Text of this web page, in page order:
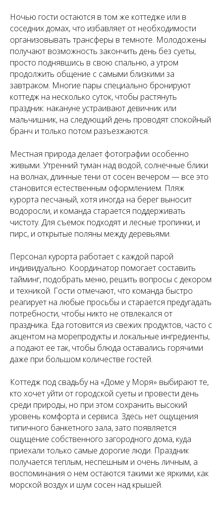
Ночью гости остаются в том же коттедже или в
соседних домах, что избавляет от необходимости
организовывать трансферы в темноте. Молодожены
получают возможность закончить день без суеты,
просто поднявшись в свою спальню, а утром
продолжить общение с самыми близкими за
завтраком. Многие пары специально бронируют
коттедж на несколько суток, чтобы растянуть
праздник: накануне устраивают девичник или
мальчишник, на следующий день проводят спокойный
бранч и только потом разъезжаются.
Местная природа делает фотографии особенно
живыми. Утренний туман над водой, солнечные блики
на волнах, длинные тени от сосен вечером — все это
становится естественным оформлением. Пляж
курорта песчаный, хотя иногда на берег выносит
водоросли, и команда старается поддерживать
чистоту. Для съемок подходят и лесные тропинки, и
пирс, и открытые поляны между деревьями.
Персонал курорта работает с каждой парой
индивидуально. Координатор помогает составить
тайминг, подобрать меню, решить вопросы с декором
и техникой. Гости отмечают, что команда быстро
реагирует на любые просьбы и старается предугадать
потребности, чтобы никто не отвлекался от
праздника. Еда готовится из свежих продуктов, часто с
акцентом на морепродукты и локальные ингредиенты,
а подают ее так, чтобы блюда оставались горячими
даже при большом количестве гостей.
Коттедж под свадьбу на «Доме у Моря» выбирают те,
кто хочет уйти от городской суеты и провести день
среди природы, но при этом сохранить высокий
уровень комфорта и сервиса. Здесь нет ощущения
типичного банкетного зала, зато появляется
ощущение собственного загородного дома, куда
приехали только самые дорогие люди. Праздник
получается теплым, неспешным и очень личным, а
воспоминания о нем остаются такими же яркими, как
морской воздух и шум сосен над крышей.